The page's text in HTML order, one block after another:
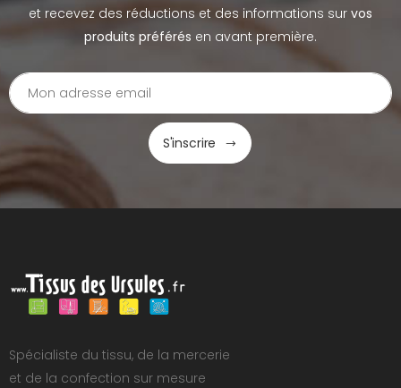
et recevez des réductions et des informations sur vos
produits préférés en avant première.
S'inscrire
Spécialiste du tissu, de la mercerie
et de la confection sur mesure